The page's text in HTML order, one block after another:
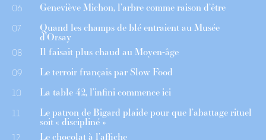
06 Geneviève Michon, l’arbre comme raison d’être
07 Quand les champs de blé entraient au Musée
d’Orsay
08 Il faisait plus chaud au Moyen-âge
09 Le terroir français par Slow Food
10 La table 42, l’infini commence ici
11 Le patron de Bigard plaide pour que l’abattage rituel
soit « discipliné »
12 Le chocolat à l’affiche